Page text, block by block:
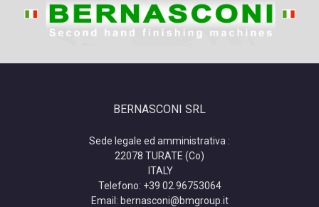
BERNASCONI SRL
Sede legale ed amministrativa :
22078 TURATE (Co)
ITALY
Telefono: +39 02.96753064
Email: bernasconi@bmgroup.it